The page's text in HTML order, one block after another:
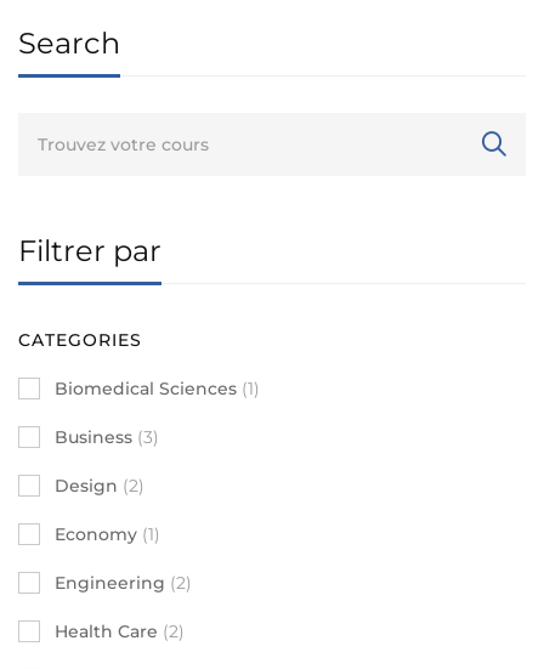
Search
Filtrer par
CATEGORIES
Biomedical Sciences (1)
Business (3)
Design (2)
Economy (1)
Engineering (2)
Health Care (2)